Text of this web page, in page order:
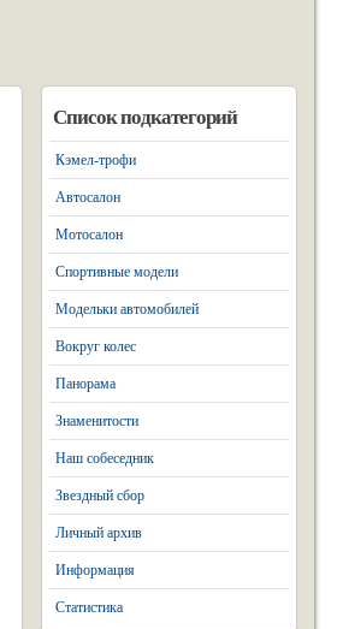
Список подкатегорий
Кэмел-трофи
Автосалон
Мотосалон
Спортивные модели
Модельки автомобилей
Вокруг колес
Панорама
Знаменитости
Наш собеседник
Звездный сбор
Личный архив
Информация
Статистика